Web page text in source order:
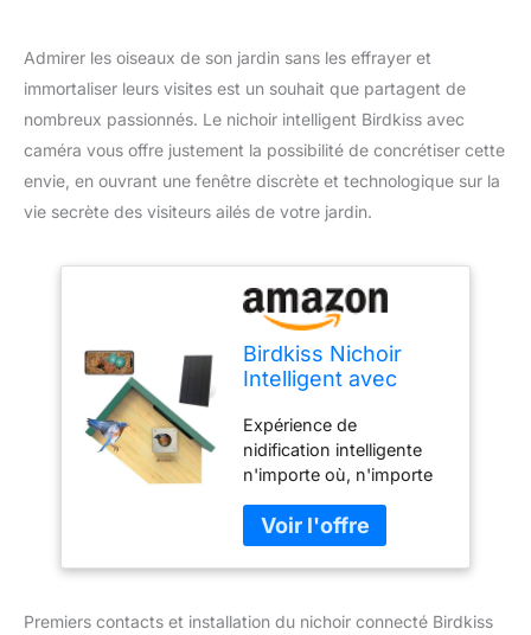
Admirer les oiseaux de son jardin sans les effrayer et
immortaliser leurs visites est un souhait que partagent de
nombreux passionnés. Le nichoir intelligent Birdkiss avec
caméra vous offre justement la possibilité de concrétiser cette
envie, en ouvrant une fenêtre discrète et technologique sur la
vie secrète des visiteurs ailés de votre jardin.
Birdkiss Nichoir
Intelligent avec
d'oiseau sans Fil
avec Panneau
Solaire – Activation
de Mouvement et
Capture
Automatique vidéo
HD pour Oiseaux –
Expérience de
nidification intelligente
n'importe où, n'importe
merveilles du nidification
des oiseaux avec le
nichoir intelligent Birdkiss
pondant des œufs,
Premiers contacts et installation du nichoir connecté Birdkiss